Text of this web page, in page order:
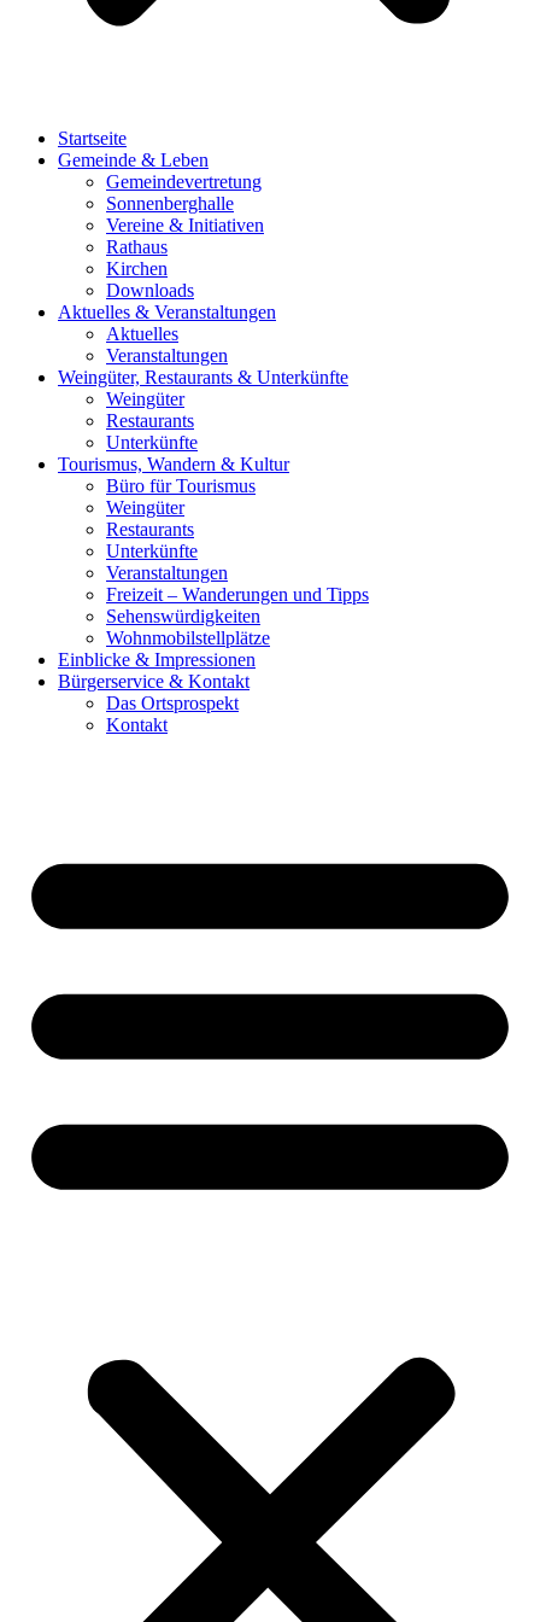
Startseite
Gemeinde & Leben
Gemeindevertretung
Sonnenberghalle
Vereine & Initiativen
Rathaus
Kirchen
Downloads
Aktuelles & Veranstaltungen
Aktuelles
Veranstaltungen
Weingüter, Restaurants & Unterkünfte
Weingüter
Restaurants
Unterkünfte
Tourismus, Wandern & Kultur
Büro für Tourismus
Weingüter
Restaurants
Unterkünfte
Veranstaltungen
Freizeit – Wanderungen und Tipps
Sehenswürdigkeiten
Wohnmobilstellplätze
Einblicke & Impressionen
Bürgerservice & Kontakt
Das Ortsprospekt
Kontakt